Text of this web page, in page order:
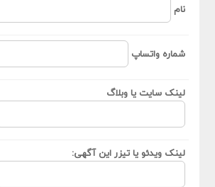
نام
شماره واتساپ
لینک سایت یا وبلاگ
لینک ویدئو یا تیزر این آگهی: